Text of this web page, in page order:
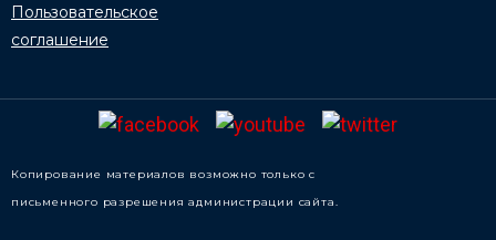
Пользовательское
соглашение
Копирование материалов возможно только с
письменного разрешения администрации сайта.